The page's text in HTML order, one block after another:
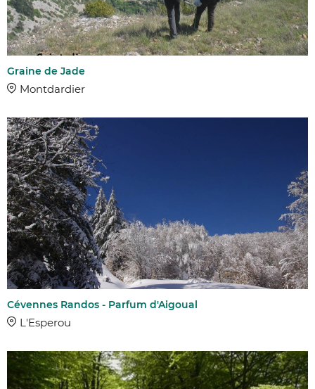
Graine de Jade
Montdardier
Cévennes Randos - Parfum d'Aigoual
L'Esperou